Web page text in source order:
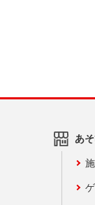
あ